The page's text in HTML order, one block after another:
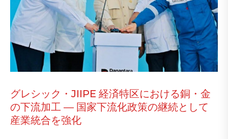
グレシック・JIIPE 経済特区における銅・金
の下流加工 ― 国家下流化政策の継続として
産業統合を強化